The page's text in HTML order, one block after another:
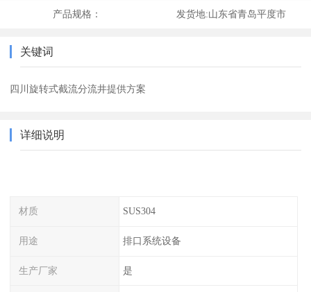
产品规格： 发货地:山东省青岛平度市
关键词
四川旋转式截流分流井提供方案
详细说明
材质 SUS304
用途 排口系统设备
生产厂家 是